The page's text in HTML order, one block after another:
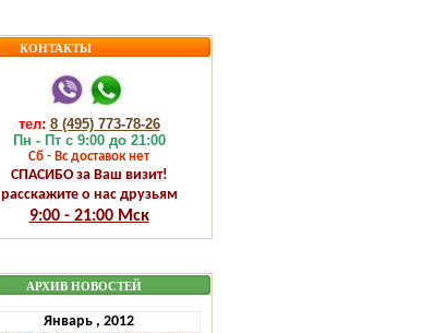
КОНТАКТЫ
тел: 8 (495) 773-78-26
Пн - Пт с 9:00 до 21:00
Сб - Вс доставок нет
СПАСИБО за Ваш визит!
расскажите о нас друзьям
9:00 - 21:00 Мск
АРХИВ НОВОСТЕЙ
Январь , 2012